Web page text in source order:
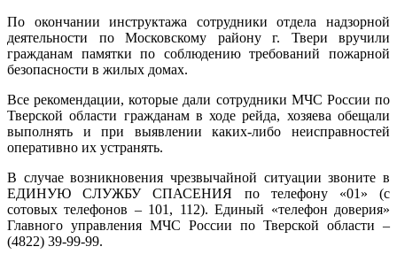
По окончании инструктажа сотрудники отдела надзорной
деятельности по Московскому району г. Твери вручили
гражданам памятки по соблюдению требований пожарной
безопасности в жилых домах.
Все рекомендации, которые дали сотрудники МЧС России по
Тверской области гражданам в ходе рейда, хозяева обещали
выполнять и при выявлении каких-либо неисправностей
оперативно их устранять.
В случае возникновения чрезвычайной ситуации звоните в
ЕДИНУЮ СЛУЖБУ СПАСЕНИЯ по телефону «01» (с
сотовых телефонов – 101, 112). Единый «телефон доверия»
Главного управления МЧС России по Тверской области –
(4822) 39-99-99.